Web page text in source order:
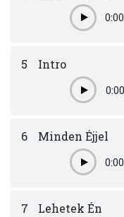
Play0:00
5 Intro
Play0:00
6 Minden Éjjel
Play0:00
7 Lehetek Én